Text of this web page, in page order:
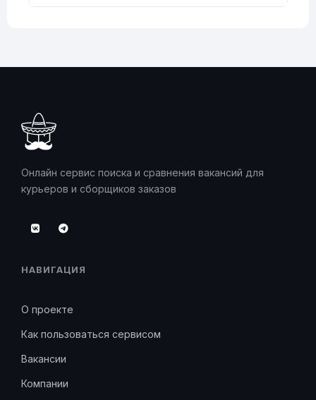
Онлайн сервис поиска и сравнения вакансий для
курьеров и сборщиков заказов
НАВИГАЦИЯ
О проекте
Как пользоваться сервисом
Вакансии
Компании